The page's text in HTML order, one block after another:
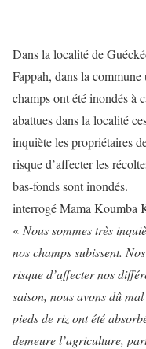
Dans la localité de
Fappah, dans la
champs ont été inondés à
abattues dans la localité
inquiète les propriétaires
risque d’affecter les
bas-fonds sont inondés.
interrogé Mama Koumba
« Nous sommes très
nos champs subissent.
risque d’affecter nos
saison, nous avons dû
pieds de riz ont été
demeure l’agriculture,